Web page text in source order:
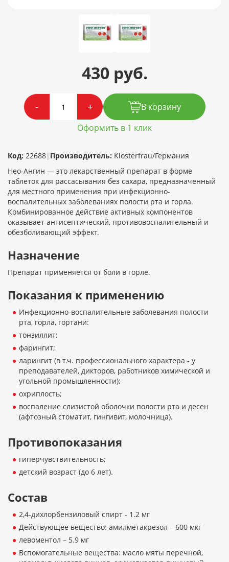
430 руб.
- +
В корзину
Оформить в 1 клик
Код: 22688| Производитель: Klosterfrau/Германия
Нео-Ангин — это лекарственный препарат в форме
таблеток для рассасывания без сахара, предназначенный
для местного применения при инфекционно-
воспалительных заболеваниях полости рта и горла.
Комбинированное действие активных компонентов
оказывает антисептический, противовоспалительный и
обезболивающий эффект.
Назначение
Препарат применяется от боли в горле.
Показания к применению
Инфекционно-воспалительные заболевания полости
рта, горла, гортани:
тонзиллит;
фарингит;
ларингит (в т.ч. профессионального характера - у
преподавателей, дикторов, работников химической и
угольной промышленности);
охриплость;
воспаление слизистой оболочки полости рта и десен
(афтозный стоматит, гингивит, молочница).
Противопоказания
гиперчувствительность;
детский возраст (до 6 лет).
Состав
2,4-дихлорбензиловый спирт - 1.2 мг
Действующее вещество: амилметакрезол – 600 мкг
левоментол – 5.9 мг
Вспомогательные вещества: масло мяты перечной,